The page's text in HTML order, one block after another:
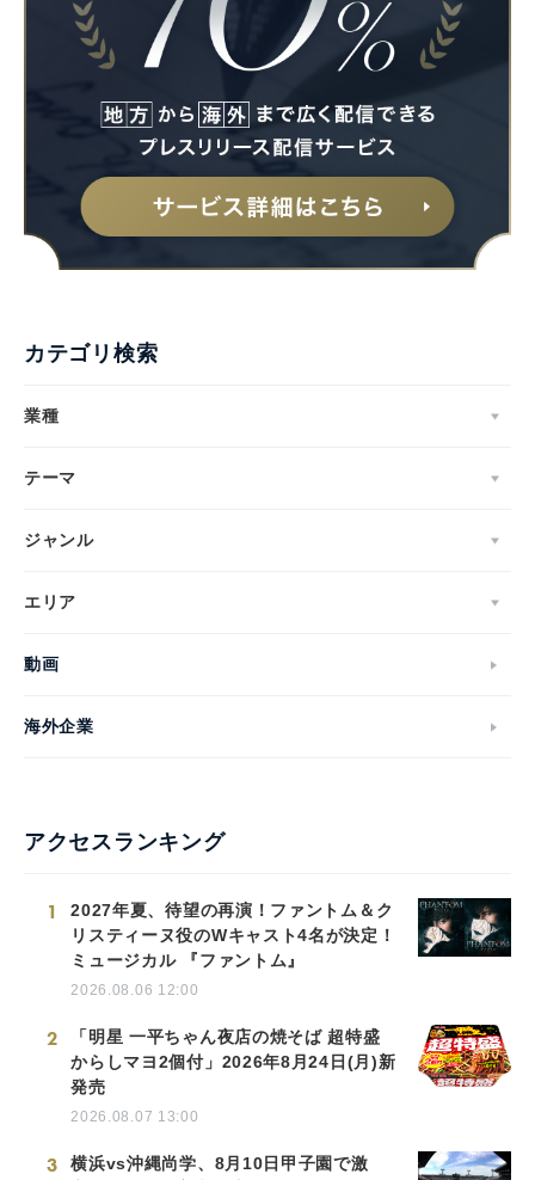
カテゴリ検索
業種
テーマ
ジャンル
エリア
動画
海外企業
アクセスランキング
1
2027年夏、待望の再演！ファントム＆ク
リスティーヌ役のWキャスト4名が決定！
ミュージカル 『ファントム』
2026.08.06 12:00
2
「明星 一平ちゃん夜店の焼そば 超特盛
からしマヨ2個付」2026年8月24日(月)新
発売
2026.08.07 13:00
3
横浜vs沖縄尚学、8月10日甲子園で激